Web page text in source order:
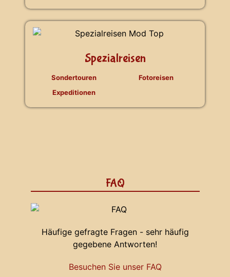
Spezialreisen
Sondertouren
Expeditionen
Fotoreisen
FAQ
Häufige gefragte Fragen - sehr häufig
gegebene Antworten!
Besuchen Sie unser FAQ